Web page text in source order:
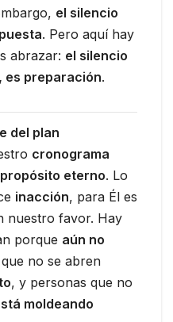
el silencio
. Pero aquí hay
abrazar: el silencio
es preparación.
del plan
cronograma
eterno. Lo
inacción, para Él es
nuestro favor. Hay
porque aún no
no se abren
, y personas que no
moldeando